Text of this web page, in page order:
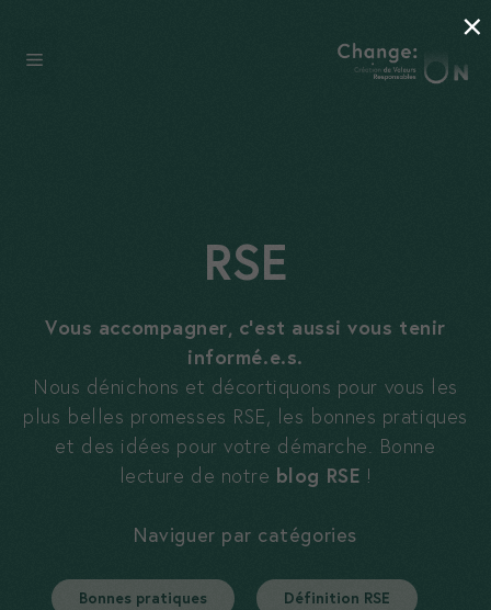
contenuMenu
RSE
Vous accompagner, c’est aussi vous tenir
informé.e.s.
Nous dénichons et décortiquons pour vous les
plus belles promesses RSE, les bonnes pratiques
et des idées pour votre démarche. Bonne
lecture de notre blog RSE !
Naviguer par catégories
Bonnes pratiques Définition RSE
×